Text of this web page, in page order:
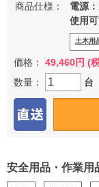
商品仕様：
電源
使用
土木用
価格： 49,460円 (
数量：
台
安全用品・作業用